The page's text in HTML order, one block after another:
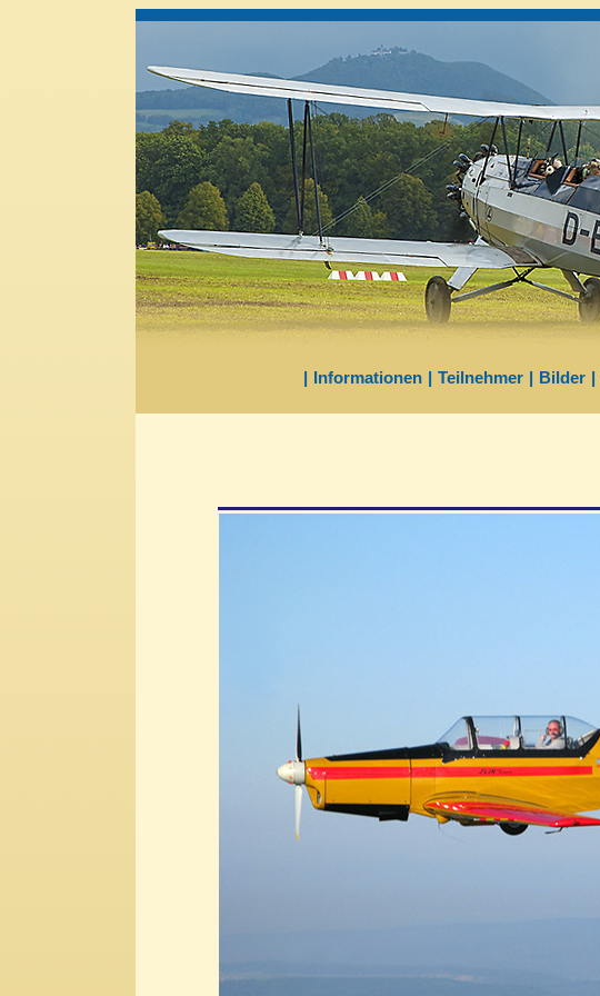
| Informationen | Teilnehmer | Bilder |